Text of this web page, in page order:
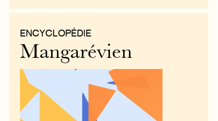
ENCYCLOPÉDIE
Mangarévien